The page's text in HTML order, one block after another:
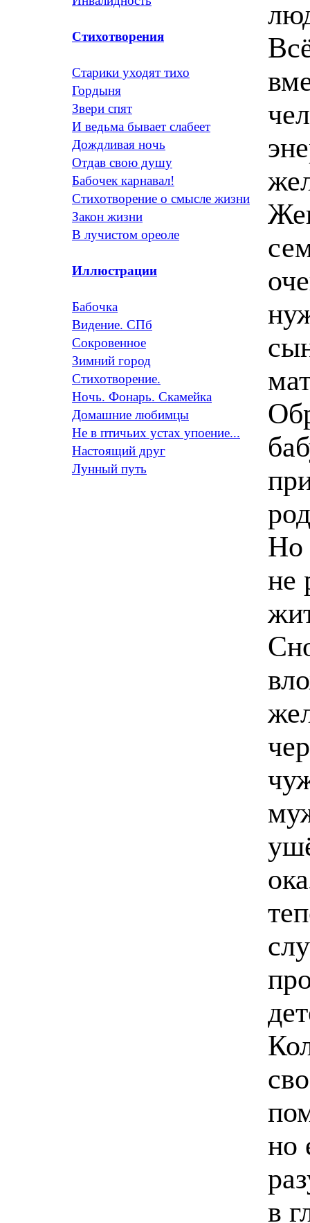
Стихотворения
Старики уходят тихо
Гордыня
Звери спят
И ведьма бывает слабеет
Дождливая ночь
Отдав свою душу
Бабочек карнавал!
Стихотворение о смысле жизни
Закон жизни
В лучистом ореоле
Иллюстрации
Бабочка
Видение. СПб
Сокровенное
Зимний город
Стихотворение.
Ночь. Фонарь. Скамейка
Домашние любимцы
Не в птичьих устах упоение...
Настоящий друг
Лунный путь
Но
не
но
в